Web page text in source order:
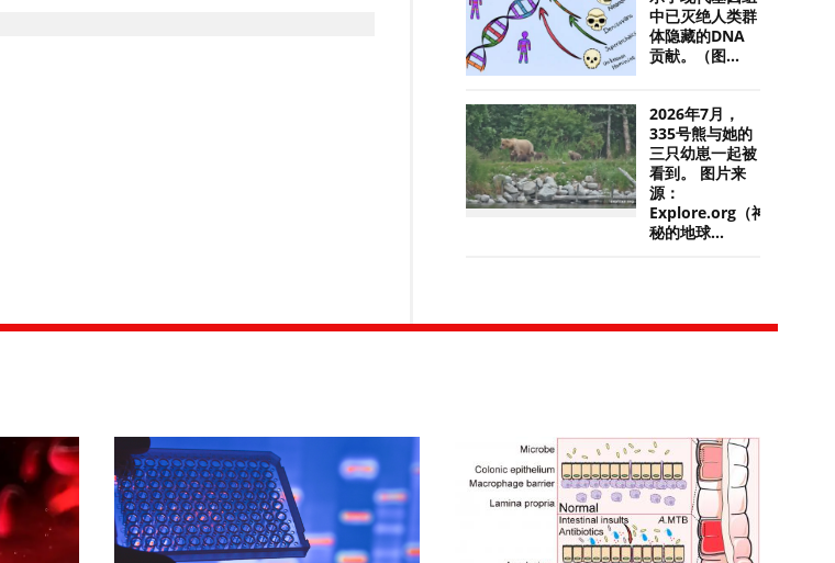
中已灭绝人类群
体隐藏的DNA
贡献。（图...
2026年7月，
335号熊与她的
三只幼崽一起被
看到。 图片来
源：
Explore.org（神
秘的地球...